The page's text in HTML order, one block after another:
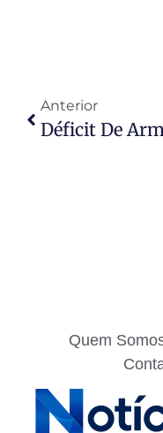
Anterior
Quem